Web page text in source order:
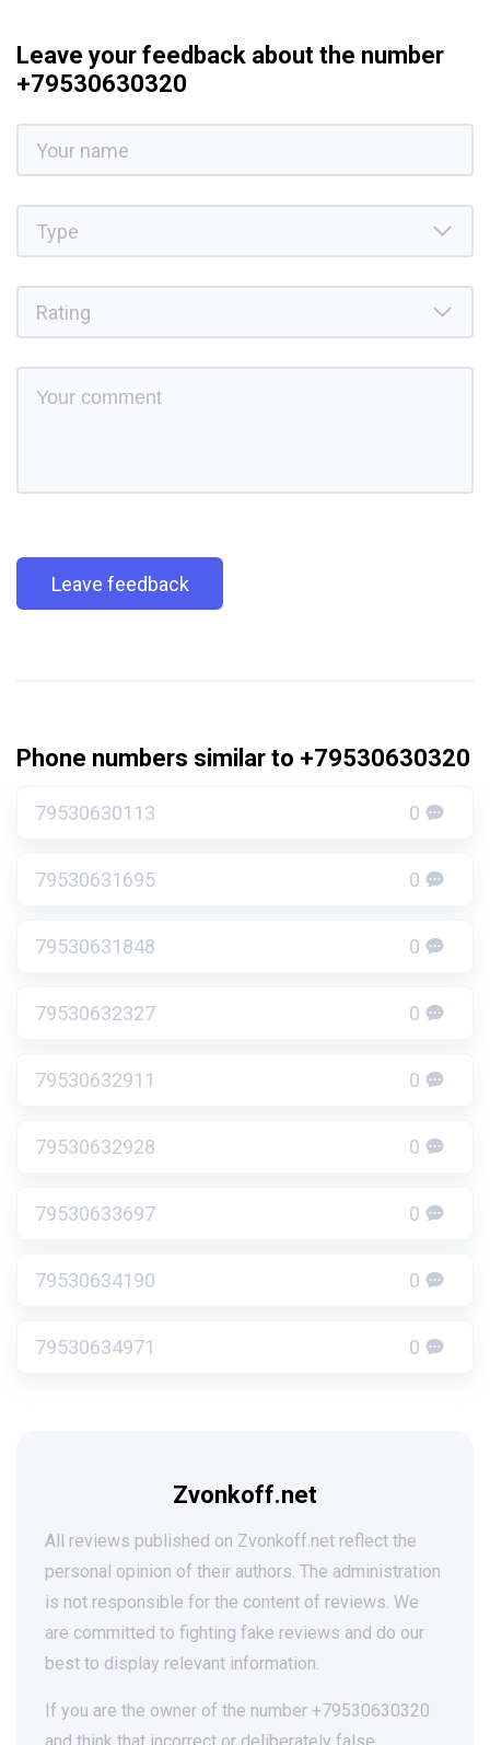
Leave your feedback about the number
+79530630320
Leave feedback
Phone numbers similar to +79530630320
79530630113 0
79530631695 0
79530631848 0
79530632327 0
79530632911 0
79530632928 0
79530633697 0
79530634190 0
79530634971 0
Zvonkoff.net
All reviews published on Zvonkoff.net reflect the
personal opinion of their authors. The administration
is not responsible for the content of reviews. We
are committed to fighting fake reviews and do our
best to display relevant information.
If you are the owner of the number +79530630320